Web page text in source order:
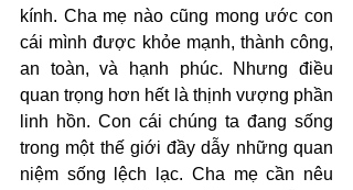
kính. Cha mẹ nào cũng mong ước con
cái mình được khỏe mạnh, thành công,
an toàn, và hạnh phúc. Nhưng điều
quan trọng hơn hết là thịnh vượng phần
linh hồn. Con cái chúng ta đang sống
trong một thế giới đầy dẫy những quan
niệm sống lệch lạc. Cha mẹ cần nêu